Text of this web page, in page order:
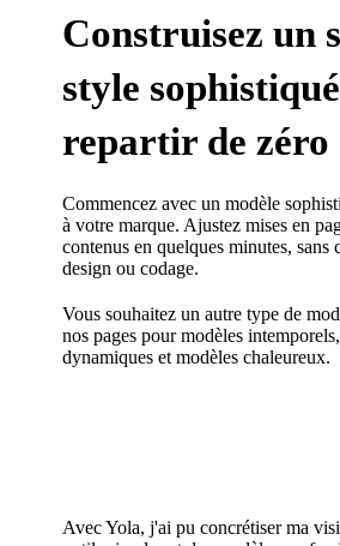
Construisez un
style
repartir de zéro
Commencez avec un modèle
à votre marque. Ajustez mises en
contenus en quelques minutes, sans
design ou codage.
Vous souhaitez un autre type de
nos pages pourmodèles intemporels
dynamiques etmodèles chaleureux.
Avec Yola, j'ai pu concrétiser ma